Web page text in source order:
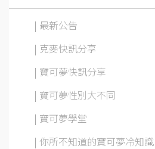
| 最新公告
| 克麥快訊分享
| 寶可夢快訊分享
| 寶可夢性別大不同
| 寶可夢學堂
| 你所不知道的寶可夢冷知識